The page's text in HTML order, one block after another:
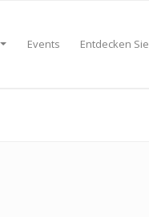
Events Entdecken Sie